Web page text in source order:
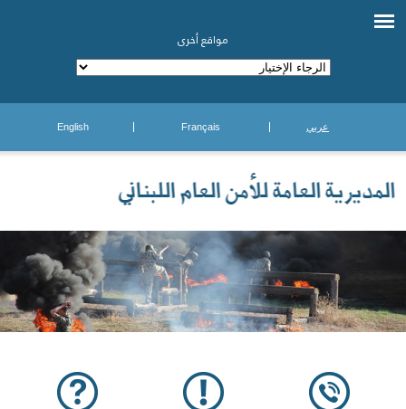
مواقع أخرى
عربي Français
English